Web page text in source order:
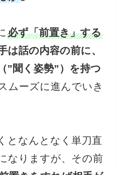
必ず「前置き」する
は話の内容の前に、
”聞く姿勢”）を持つ
ムーズに進んでいき
となんとなく単刀直
なりますが、その前